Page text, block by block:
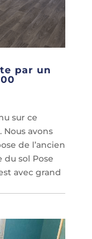
par un
sur ce
avons
de l’ancien
sol Pose
avec grand